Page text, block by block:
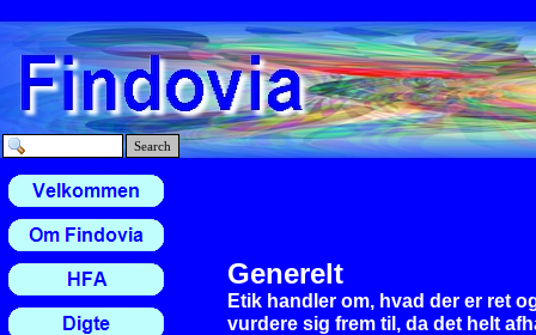
Search
Generelt
Etik handler om, hvad der er ret
vurdere sig frem til, da det helt